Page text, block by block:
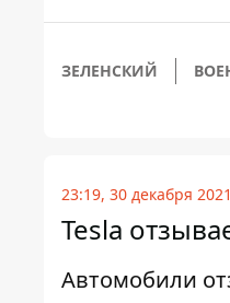
ЗЕЛЕНСКИЙ
23:19, 30 декабря 2021
Tesla
Автомобили